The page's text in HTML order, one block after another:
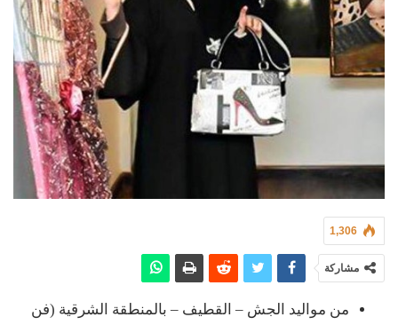
1,306
مشاركة
من مواليد الجش – القطيف – بالمنطقة الشرقية (فن